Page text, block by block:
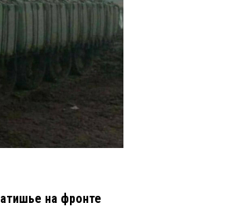
на фронте